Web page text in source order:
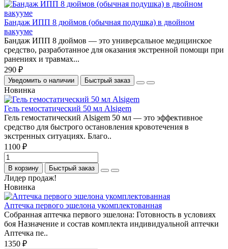
Бандаж ИПП 8 дюймов (обычная подушка) в двойном
вакууме
Бандаж ИПП 8 дюймов — это универсальное медицинское
средство, разработанное для оказания экстренной помощи при
ранениях и травмах...
290 ₽
Уведомить о наличии Быстрый заказ
Новинка
Гель гемостатический 50 мл Alsigem
Гель гемостатический Alsigem 50 мл — это эффективное
средство для быстрого остановления кровотечения в
экстренных ситуациях. Благо..
1100 ₽
В корзину Быстрый заказ
Лидер продаж!
Новинка
Аптечка первого эшелона укомплектованная
Собранная аптечка первого эшелона: Готовность в условиях
боя Назначение и состав комплекта индивидуальной аптечки
Аптечка пе..
1350 ₽